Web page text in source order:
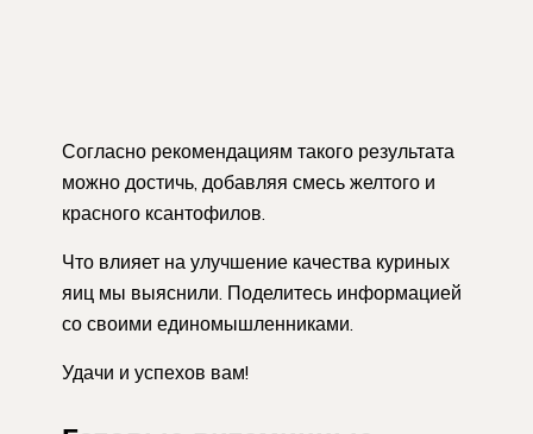
Согласно рекомендациям такого результата
можно достичь, добавляя смесь желтого и
красного ксантофилов.
Что влияет на улучшение качества куриных
яиц мы выяснили. Поделитесь информацией
со своими единомышленниками.
Удачи и успехов вам!